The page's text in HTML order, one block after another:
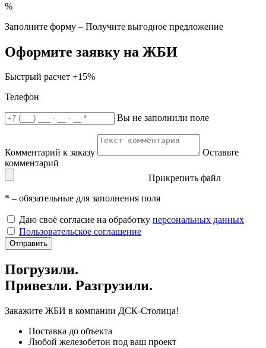
%
Заполните форму – Получите выгодное предложение
Оформите заявку на ЖБИ
Быстрый расчет +15%
Телефон
Вы не заполнили поле
Комментарий к заказу
Оставьте
комментарий
Прикрепить файл
* – обязательные для заполнения поля
Даю своё согласие на обработку персональных данных
Пользовательское соглашение
Отправить
Погрузили.
Привезли. Разгрузили.
Закажите ЖБИ в компании ДСК-Столица!
Поставка до объекта
Любой железобетон под ваш проект